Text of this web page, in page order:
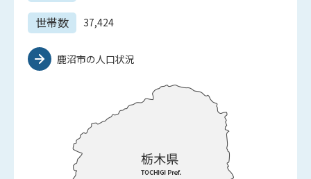
世帯数 37,424
鹿沼市の人口状況